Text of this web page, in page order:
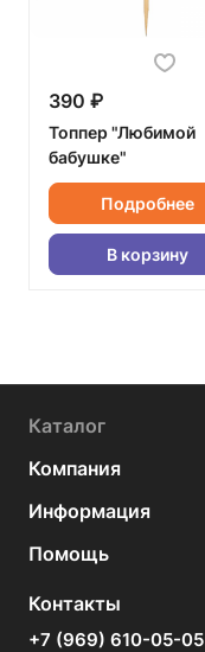
390 ₽
Топпер "Любимой
бабушке"
Подробнее
В корзину
Каталог
Компания
Информация
Помощь
Контакты
+7 (969) 610-05-05